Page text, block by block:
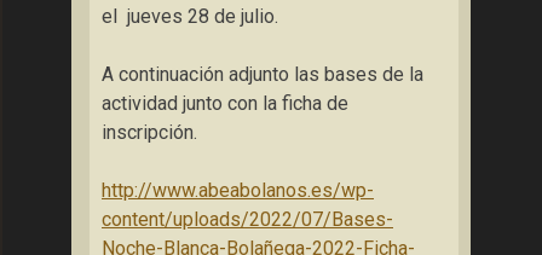
el jueves 28 de julio.
A continuación adjunto las bases de la
actividad junto con la ficha de
inscripción.
http://www.abeabolanos.es/wp-
content/uploads/2022/07/Bases-
Noche-Blanca-Bolañega-2022-Ficha-